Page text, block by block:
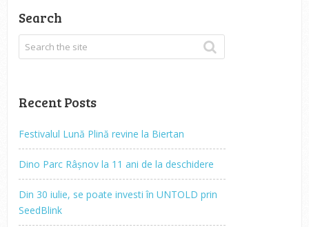
Search
Recent Posts
Festivalul Lună Plină revine la Biertan
Dino Parc Râșnov la 11 ani de la deschidere
Din 30 iulie, se poate investi în UNTOLD prin
SeedBlink